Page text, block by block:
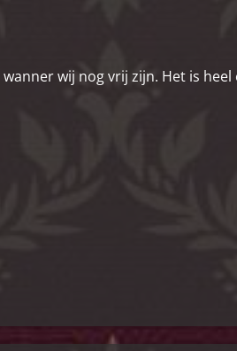
wij nog vrij zijn. Het is